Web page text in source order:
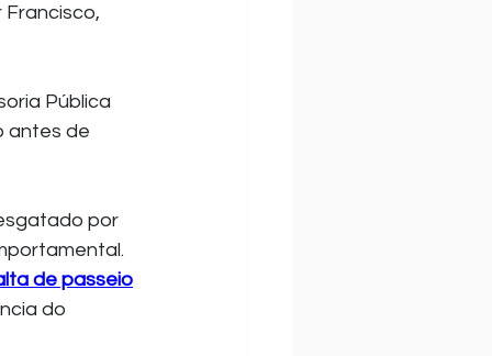
Pública
antes de
por
de passeio
do